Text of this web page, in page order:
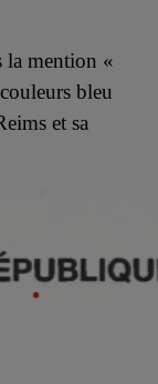
la mention «
bleu
et sa